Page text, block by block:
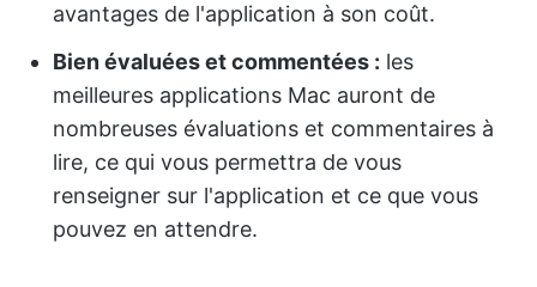
avantages de l'application à son coût.
Bien évaluées et commentées : les
meilleures applications Mac auront de
nombreuses évaluations et commentaires à
lire, ce qui vous permettra de vous
renseigner sur l'application et ce que vous
pouvez en attendre.